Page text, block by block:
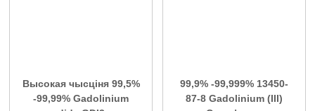
Высокая чысціня 99,5%
-99,99% Gadolinium
99,9% -99,999% 13450-
87-8 Gadolinium (III)